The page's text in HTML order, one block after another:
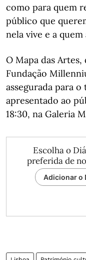
como para quem
público que
nela vive e a
O Mapa das
Fundação
assegurada para
apresentado ao
18:30, na Galeria
Escolha o
preferida de
Adicionar o